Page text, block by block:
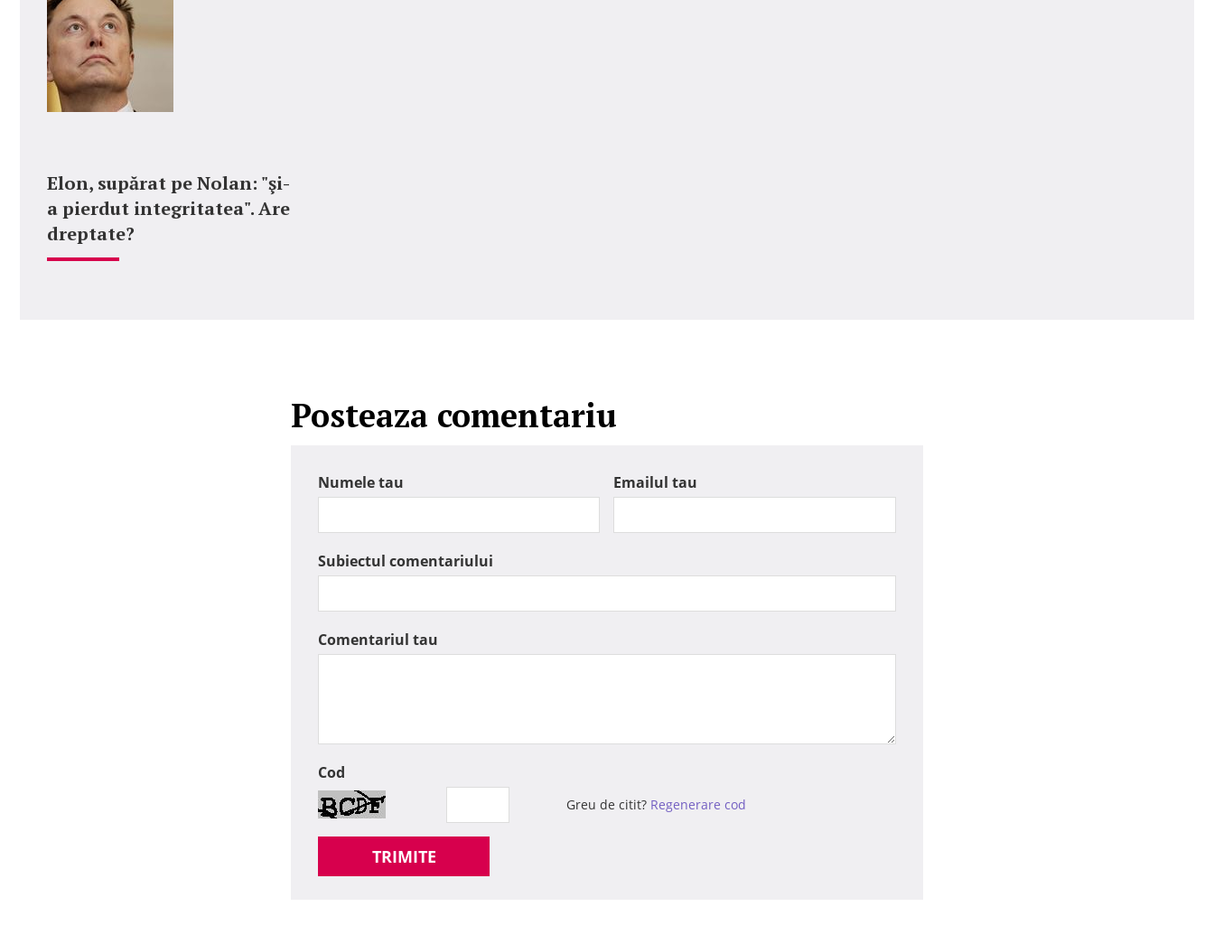
Elon, supărat pe Nolan: "şi-
a pierdut integritatea". Are
dreptate?
Posteaza comentariu
Numele tau Emailul tau
Subiectul comentariului
Comentariul tau
Cod
Greu de citit? Regenerare cod
TRIMITE